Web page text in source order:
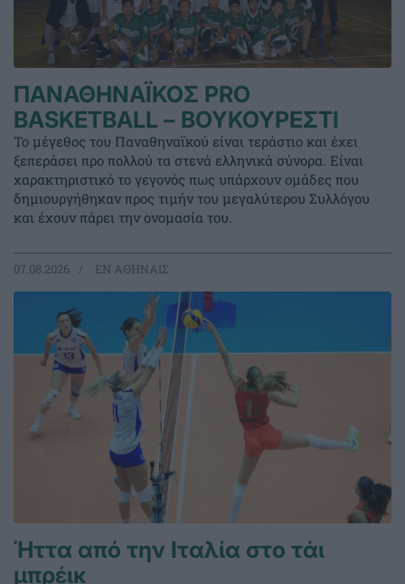
ΠΑΝΑΘΗΝΑΪΚΟΣ PRO
BASKETBALL – ΒΟΥΚΟΥΡΕΣΤΙ
Το μέγεθος του Παναθηναϊκού είναι τεράστιο και έχει
ξεπεράσει προ πολλού τα στενά ελληνικά σύνορα. Είναι
χαρακτηριστικό το γεγονός πως υπάρχουν ομάδες που
δημιουργήθηκαν προς τιμήν του μεγαλύτερου Συλλόγου
και έχουν πάρει την ονομασία του.
07.08.2026 EΝ ΑΘΗΝΑΙΣ
Ήττα από την Ιταλία στο τάι
μπρέικ